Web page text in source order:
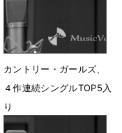
カントリー・ガールズ、
４作連続シングルTOP5入
り